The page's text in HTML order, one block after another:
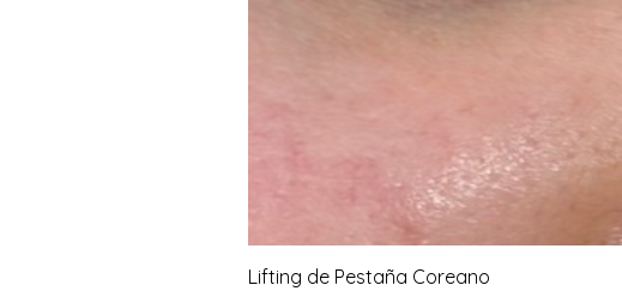
Lifting de Pestaña Coreano